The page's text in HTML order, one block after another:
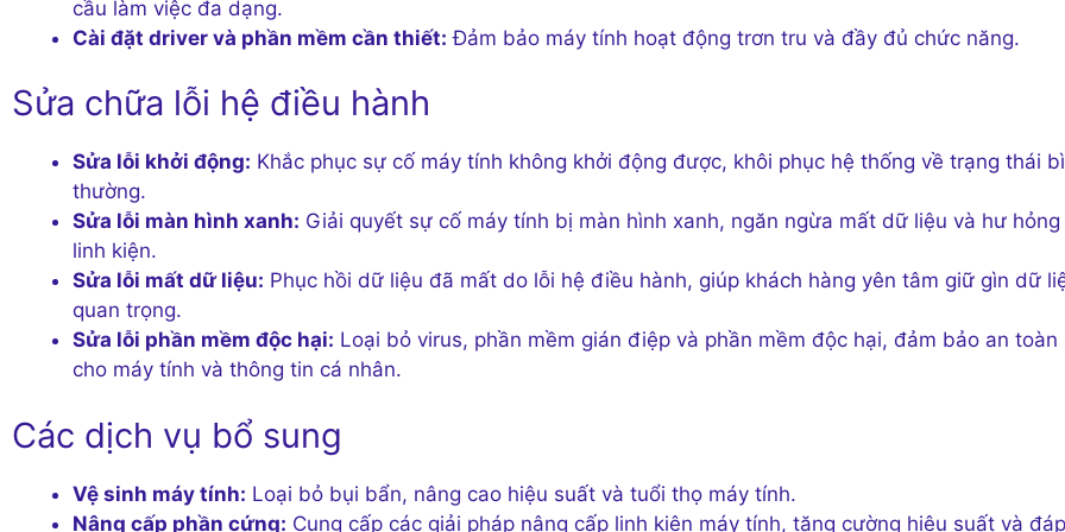
cầu làm việc đa dạng.
Cài đặt driver và phần mềm cần thiết: Đảm bảo máy tính hoạt động trơn tru và đầy đủ chức năng.
Sửa chữa lỗi hệ điều hành
Sửa lỗi khởi động: Khắc phục sự cố máy tính không khởi động được, khôi phục hệ thống về trạng thái
thường.
Sửa lỗi màn hình xanh: Giải quyết sự cố máy tính bị màn hình xanh, ngăn ngừa mất dữ liệu và hư hỏng
linh kiện.
Sửa lỗi mất dữ liệu: Phục hồi dữ liệu đã mất do lỗi hệ điều hành, giúp khách hàng yên tâm giữ gìn dữ
quan trọng.
Sửa lỗi phần mềm độc hại: Loại bỏ virus, phần mềm gián điệp và phần mềm độc hại, đảm bảo an toàn
cho máy tính và thông tin cá nhân.
Các dịch vụ bổ sung
Vệ sinh máy tính: Loại bỏ bụi bẩn, nâng cao hiệu suất và tuổi thọ máy tính.
Nâng cấp phần cứng: Cung cấp các giải pháp nâng cấp linh kiện máy tính, tăng cường hiệu suất và đáp